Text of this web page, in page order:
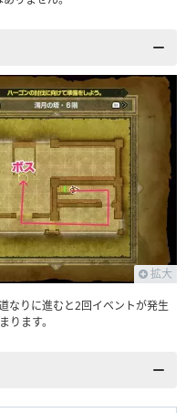
拡大
なりに進むと2回イベントが発生
ります。